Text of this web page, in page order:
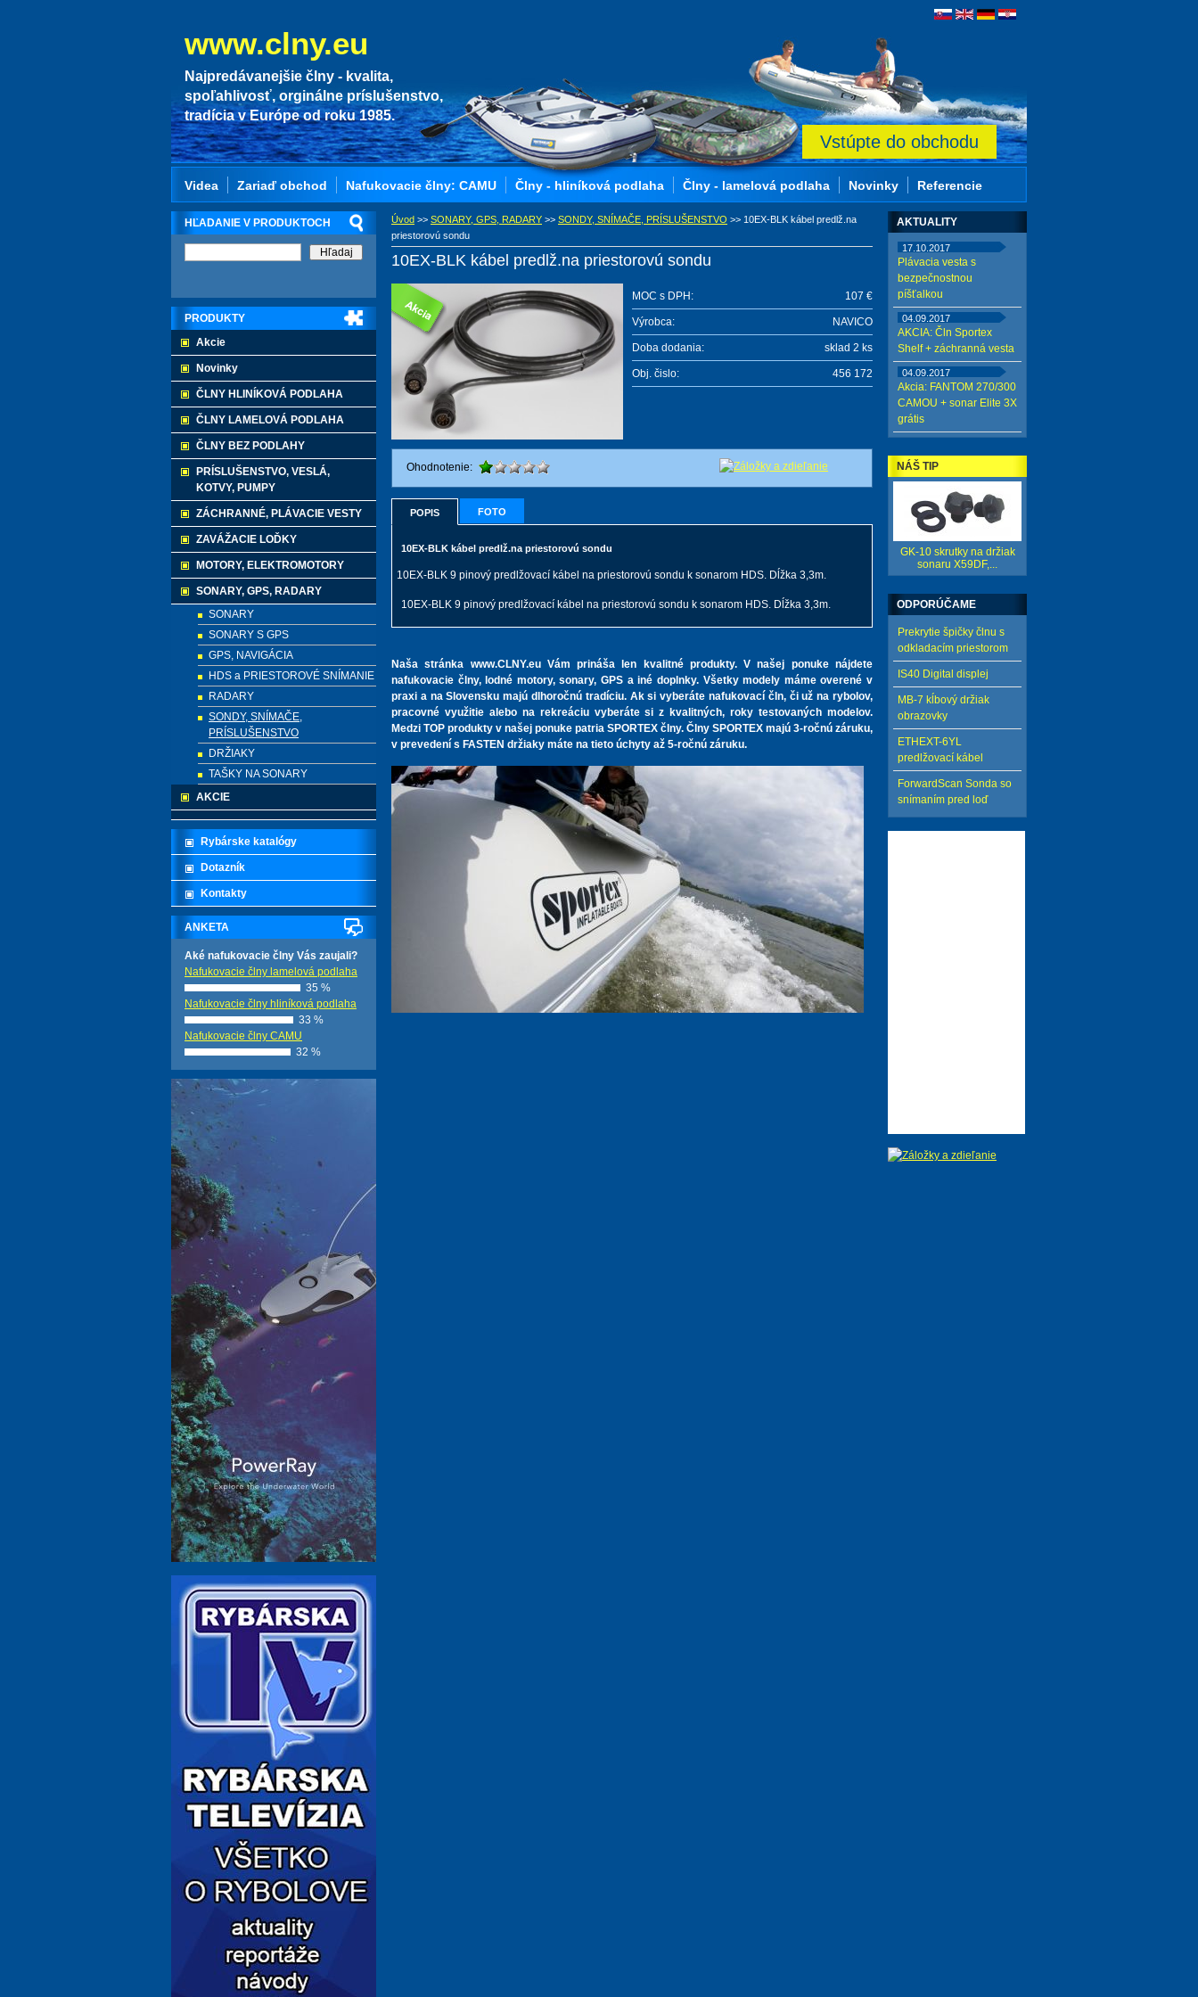
www.clny.eu
Najpredávanejšie člny - kvalita,
spoľahlivosť, orginálne príslušenstvo,
tradícia v Európe od roku 1985.
Vstúpte do obchodu
Úvod >> SONARY, GPS, RADARY >> SONDY, SNÍMAČE, PRÍSLUŠENSTVO >> 10EX-BLK kábel predlž.na
priestorovú sondu
10EX-BLK kábel predlž.na priestorovú sondu
MOC s DPH: 107 €
Výrobca: NAVICO
Doba dodania: sklad 2 ks
Obj. čislo: 456 172
Ohodnotenie:
POPIS FOTO
10EX-BLK kábel predlž.na priestorovú sondu
10EX-BLK 9 pinový predlžovací kábel na priestorovú sondu k sonarom HDS. Dĺžka 3,3m.
10EX-BLK 9 pinový predlžovací kábel na priestorovú sondu k sonarom HDS. Dĺžka 3,3m.
Naša stránka www.CLNY.eu Vám prináša len kvalitné produkty. V našej ponuke nájdete
nafukovacie člny, lodné motory, sonary, GPS a iné doplnky. Všetky modely máme overené v
praxi a na Slovensku majú dlhoročnú tradíciu. Ak si vyberáte nafukovací čln, či už na rybolov,
pracovné využitie alebo na rekreáciu vyberáte si z kvalitných, roky testovaných modelov.
Medzi TOP produkty v našej ponuke patria SPORTEX člny. Člny SPORTEX majú 3-ročnú záruku,
v prevedení s FASTEN držiaky máte na tieto úchyty až 5-ročnú záruku.
HĽADANIE V PRODUKTOCH
PRODUKTY
Akcie
Novinky
ČLNY HLINÍKOVÁ PODLAHA
ČLNY LAMELOVÁ PODLAHA
ČLNY BEZ PODLAHY
PRÍSLUŠENSTVO, VESLÁ,
KOTVY, PUMPY
ZÁCHRANNÉ, PLÁVACIE VESTY
ZAVÁŽACIE LOĎKY
MOTORY, ELEKTROMOTORY
SONARY, GPS, RADARY
SONARY
SONARY S GPS
GPS, NAVIGÁCIA
HDS a PRIESTOROVÉ SNÍMANIE
RADARY
SONDY, SNÍMAČE,
PRÍSLUŠENSTVO
DRŽIAKY
TAŠKY NA SONARY
AKCIE
Rybárske katalógy
Dotazník
Kontakty
ANKETA
Aké nafukovacie člny Vás zaujali?
Nafukovacie člny lamelová podlaha
35 %
Nafukovacie člny hliníková podlaha
33 %
Nafukovacie člny CAMU
32 %
AKTUALITY
17.10.2017
Plávacia vesta s
bezpečnostnou
píšťalkou
04.09.2017
AKCIA: Čln Sportex
Shelf + záchranná vesta
04.09.2017
Akcia: FANTOM 270/300
CAMOU + sonar Elite 3X
grátis
NÁŠ TIP
GK-10 skrutky na držiak
sonaru X59DF,...
ODPORÚČAME
Prekrytie špičky člnu s
odkladacím priestorom
IS40 Digital displej
MB-7 kĺbový držiak
obrazovky
ETHEXT-6YL
predlžovací kábel
ForwardScan Sonda so
snímaním pred loď
Videa Zariaď obchod Nafukovacie člny: CAMU Člny - hliníková podlaha Člny - lamelová podlaha Novinky Referencie